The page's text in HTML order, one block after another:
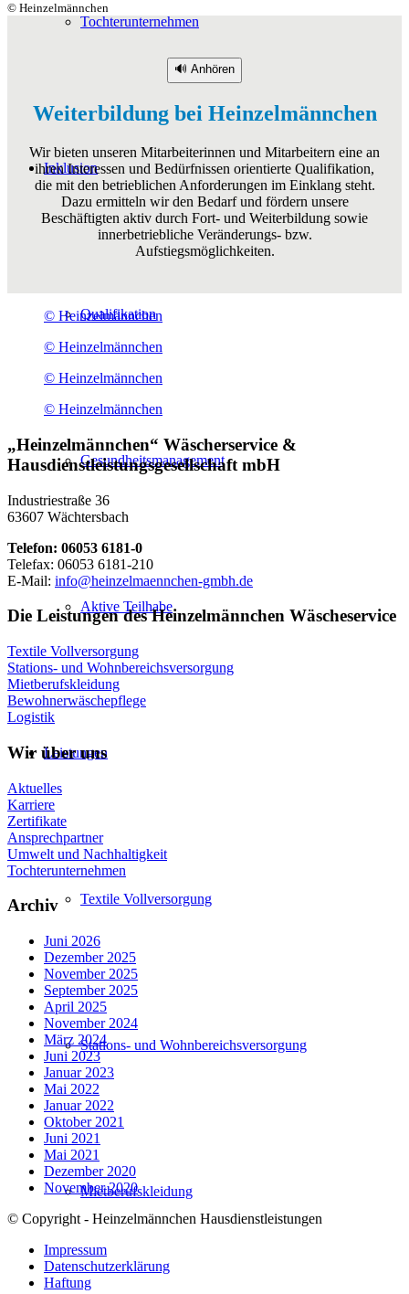
Tochterunternehmen
Inklusion
Qualifikation
Gesundheitsmanagement
Aktive Teilhabe
Leistungen
Textile Vollversorgung
Stations- und Wohnbereichsversorgung
Mietberufskleidung
© Heinzelmännchen
🔊 Anhören
Weiterbildung bei Heinzelmännchen
Wir bieten unseren Mitarbeiterinnen und Mitarbeitern eine an
ihren Interessen und Bedürfnissen orientierte Qualifikation,
die mit den betrieblichen Anforderungen im Einklang steht.
Dazu ermitteln wir den Bedarf und fördern unsere
Beschäftigten aktiv durch Fort- und Weiterbildung sowie
innerbetriebliche Veränderungs- bzw.
Aufstiegsmöglichkeiten.
© Heinzelmännchen
© Heinzelmännchen
© Heinzelmännchen
© Heinzelmännchen
„Heinzelmännchen“ Wäscherservice &
Hausdienstleistungsgesellschaft mbH
Industriestraße 36
63607 Wächtersbach
Telefon: 06053 6181-0
Telefax: 06053 6181-210
E-Mail: info@heinzelmaennchen-gmbh.de
Die Leistungen des Heinzelmännchen Wäscheservice
Textile Vollversorgung
Stations- und Wohnbereichsversorgung
Mietberufskleidung
Bewohnerwäschepflege
Logistik
Wir über uns
Aktuelles
Karriere
Zertifikate
Ansprechpartner
Umwelt und Nachhaltigkeit
Tochterunternehmen
Archiv
Juni 2026
Dezember 2025
November 2025
September 2025
April 2025
November 2024
März 2024
Juni 2023
Januar 2023
Mai 2022
Januar 2022
Oktober 2021
Juni 2021
Mai 2021
Dezember 2020
November 2020
© Copyright - Heinzelmännchen Hausdienstleistungen
Impressum
Datenschutzerklärung
Haftung